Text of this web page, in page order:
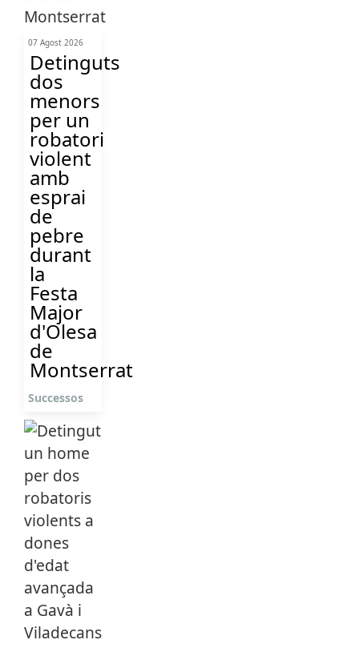
07 Agost 2026
Detinguts
dos
menors
per un
robatori
violent
amb
esprai
de
pebre
durant
la
Festa
Major
d'Olesa
de
Montserrat
Successos